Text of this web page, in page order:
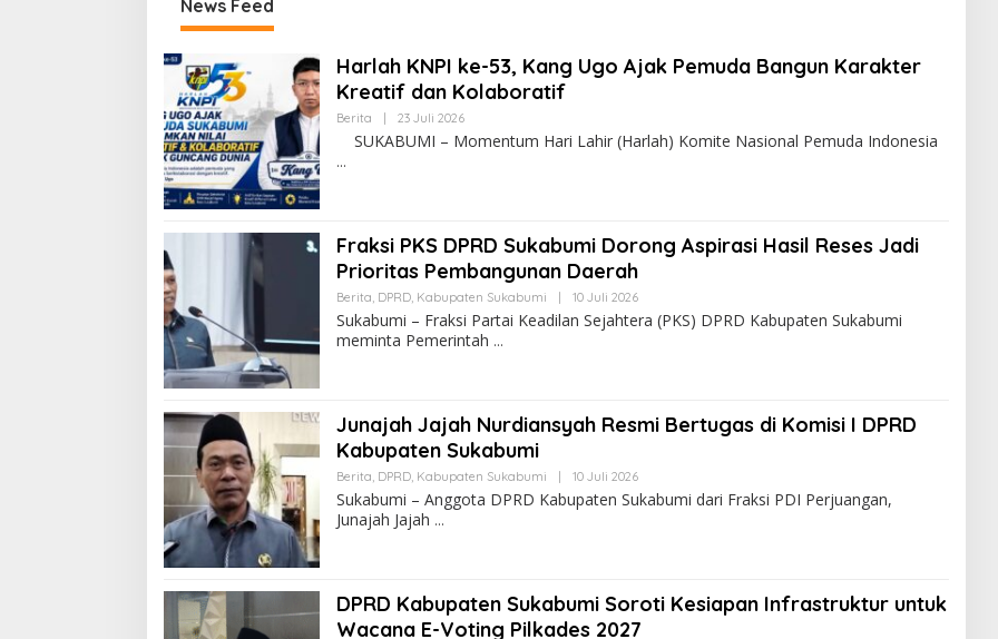
News Feed
Harlah KNPI ke-53, Kang Ugo Ajak Pemuda Bangun Karakter
Kreatif dan Kolaboratif
Berita 23 Juli 2026
SUKABUMI – Momentum Hari Lahir (Harlah) Komite Nasional Pemuda Indonesia
Fraksi PKS DPRD Sukabumi Dorong Aspirasi Hasil Reses Jadi
Prioritas Pembangunan Daerah
Berita, DPRD, Kabupaten Sukabumi 10 Juli 2026
Sukabumi – Fraksi Partai Keadilan Sejahtera (PKS) DPRD Kabupaten Sukabumi
meminta Pemerintah
Junajah Jajah Nurdiansyah Resmi Bertugas di Komisi I DPRD
Kabupaten Sukabumi
Berita, DPRD, Kabupaten Sukabumi 10 Juli 2026
Sukabumi – Anggota DPRD Kabupaten Sukabumi dari Fraksi PDI Perjuangan,
Junajah Jajah
DPRD Kabupaten Sukabumi Soroti Kesiapan Infrastruktur untuk
Wacana E-Voting Pilkades 2027